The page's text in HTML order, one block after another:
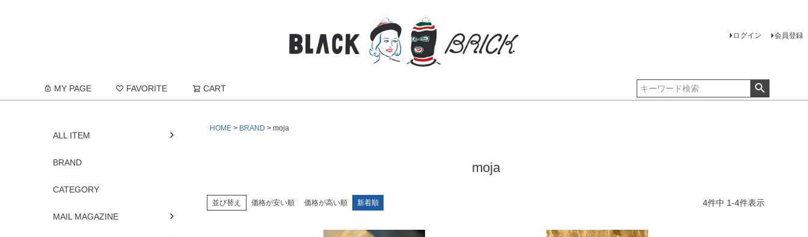
ログイン 会員登録
MY PAGE FAVORITE CART
ALL ITEM
BRAND
CATEGORY
MAIL MAGAZINE
HOME BRAND moja
moja
並び替え 価格が安い順 価格が高い順 新着順 4件中 1-4件表示